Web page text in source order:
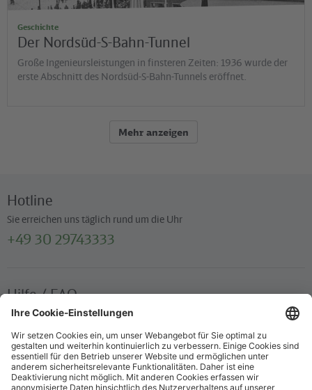
Geschichte
Der Nordsüd-S-Bahn-Tunnel
Große Ingenieursleistungen in finsteren Zeiten: 1936 wurde der
erste Abschnitt des Nordsüd-S-Bahn-Tunnels eröffnet.
Mehr anzeigen
Hotline
Sie erreichen uns täglich rund um die Uhr
+49 30 29743333
Hilfe / FAQ
Die wichtigsten Antworten und Hilfestellungen für unterwegs
Verkaufsstellen